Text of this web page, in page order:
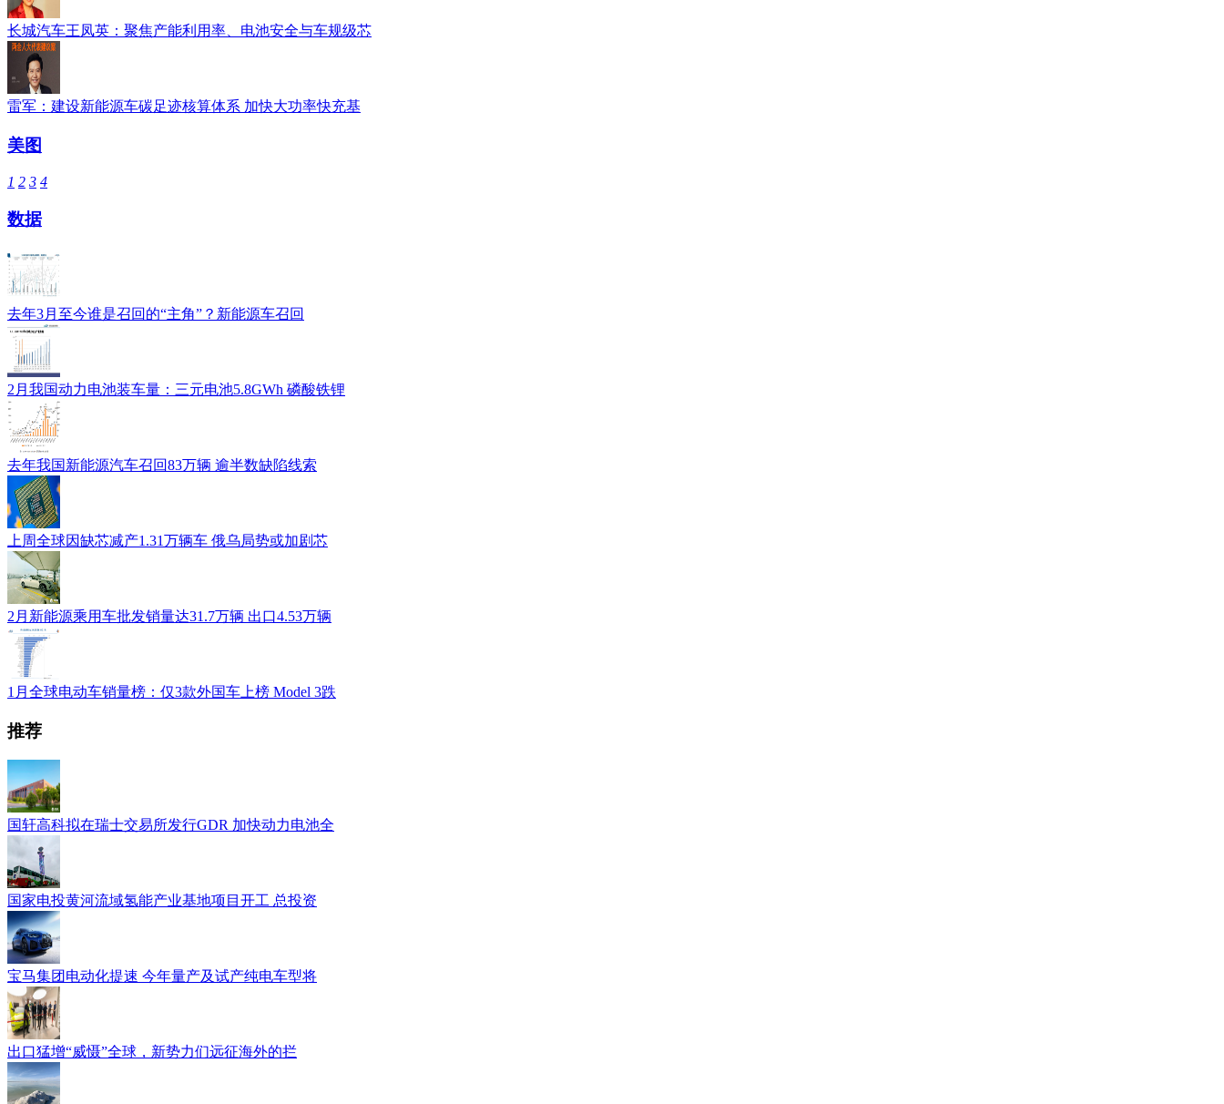
长城汽车王凤英：聚焦产能利用率、电池安全与车规级芯
雷军：建设新能源车碳足迹核算体系 加快大功率快充基
美图
1 2 3 4
数据
去年3月至今谁是召回的“主角”？新能源车召回
2月我国动力电池装车量：三元电池5.8GWh 磷酸铁锂
去年我国新能源汽车召回83万辆 逾半数缺陷线索
上周全球因缺芯减产1.31万辆车 俄乌局势或加剧芯
2月新能源乘用车批发销量达31.7万辆 出口4.53万辆
1月全球电动车销量榜：仅3款外国车上榜 Model 3跌
推荐
国轩高科拟在瑞士交易所发行GDR 加快动力电池全
国家电投黄河流域氢能产业基地项目开工 总投资
宝马集团电动化提速 今年量产及试产纯电车型将
出口猛增“威慑”全球，新势力们远征海外的拦